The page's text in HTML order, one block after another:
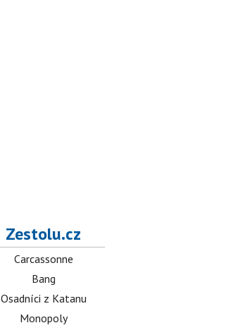
Zestolu.cz
Carcassonne
Bang
Osadníci z Katanu
Monopoly